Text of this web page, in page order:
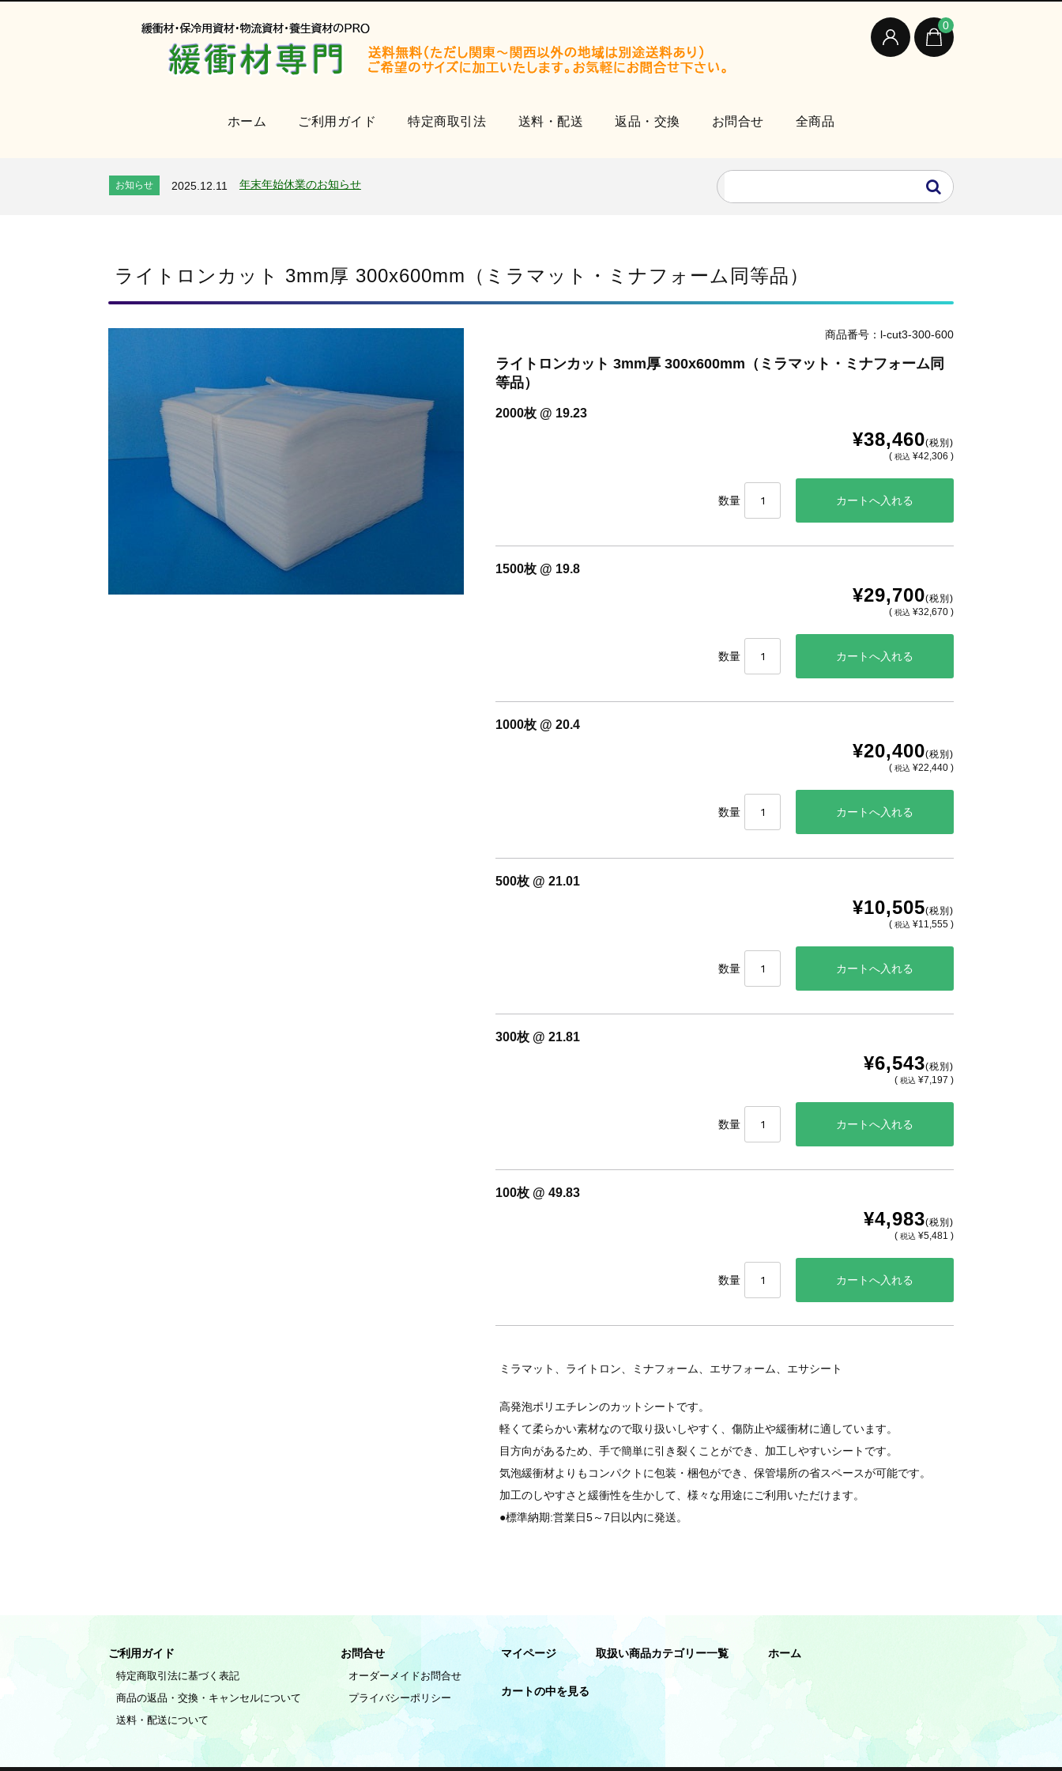
0
ホーム ご利用ガイド 特定商取引法 送料・配送 返品・交換 お問合せ 全商品
お知らせ 2025.12.11 年末年始休業のお知らせ
お知らせ 2026.7.24 2026年 夏季休業のお知らせ
ライトロンカット 3mm厚 300x600mm（ミラマット・ミナフォーム同等品）
商品番号：l-cut3-300-600
ライトロンカット 3mm厚 300x600mm（ミラマット・ミナフォーム同
等品）
2000枚 @ 19.23
¥38,460(税別)
( 税込 ¥42,306 )
数量
1500枚 @ 19.8
¥29,700(税別)
( 税込 ¥32,670 )
数量
1000枚 @ 20.4
¥20,400(税別)
( 税込 ¥22,440 )
数量
500枚 @ 21.01
¥10,505(税別)
( 税込 ¥11,555 )
数量
300枚 @ 21.81
¥6,543(税別)
( 税込 ¥7,197 )
数量
100枚 @ 49.83
¥4,983(税別)
( 税込 ¥5,481 )
数量
ミラマット、ライトロン、ミナフォーム、エサフォーム、エサシート
高発泡ポリエチレンのカットシートです。
軽くて柔らかい素材なので取り扱いしやすく、傷防止や緩衝材に適しています。
目方向があるため、手で簡単に引き裂くことができ、加工しやすいシートです。
気泡緩衝材よりもコンパクトに包装・梱包ができ、保管場所の省スペースが可能です。
加工のしやすさと緩衝性を生かして、様々な用途にご利用いただけます。
●標準納期:営業日5～7日以内に発送。
ご利用ガイド
特定商取引法に基づく表記
商品の返品・交換・キャンセルについて
送料・配送について
お問合せ
オーダーメイドお問合せ
プライバシーポリシー
マイページ 取扱い商品カテゴリー一覧 ホーム
カートの中を見る